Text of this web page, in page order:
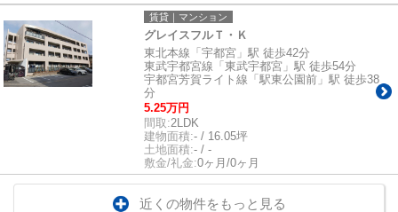
賃貸｜マンション
グレイスフルＴ・Ｋ
東北本線「宇都宮」駅 徒歩42分
東武宇都宮線「東武宇都宮」駅 徒歩54分
宇都宮芳賀ライト線「駅東公園前」駅 徒歩38
分
5.25万円
間取:2LDK
建物面積:- / 16.05坪
土地面積:- / -
敷金/礼金:0ヶ月/0ヶ月
近くの物件をもっと見る